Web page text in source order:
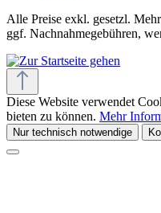
Alle Preise exkl. gesetzl.
ggf. Nachnahmegebühren,
Diese Website verwendet
bieten zu können. Mehr
Nur technisch notwendige